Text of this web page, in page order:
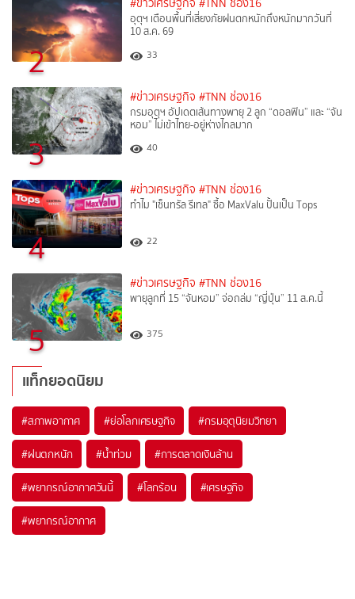
2
#ข่าวเศรษฐกิจ #TNN ช่อง16
อุตุฯ เตือนพื้นที่เสี่ยงภัยฝนตกหนักถึงหนักมากวันที่
10 ส.ค. 69
33
3
#ข่าวเศรษฐกิจ #TNN ช่อง16
กรมอุตุฯ อัปเดตเส้นทางพายุ 2 ลูก “ดอลฟิน” และ “จัน
หอม” ไม่เข้าไทย-อยู่ห่างไกลมาก
40
4
#ข่าวเศรษฐกิจ #TNN ช่อง16
ทำไม "เซ็นทรัล รีเทล" ซื้อ MaxValu ปั้นเป็น Tops
22
5
#ข่าวเศรษฐกิจ #TNN ช่อง16
พายุลูกที่ 15 “จันหอม” จ่อถล่ม “ญี่ปุ่น” 11 ส.ค.นี้
375
แท็กยอดนิยม
#สภาพอากาศ #ย่อโลกเศรษฐกิจ #กรมอุตุนิยมวิทยา
#ฝนตกหนัก #น้ำท่วม #การตลาดเงินล้าน
#พยากรณ์อากาศวันนี้ #โลกร้อน #เศรษฐกิจ
#พยากรณ์อากาศ